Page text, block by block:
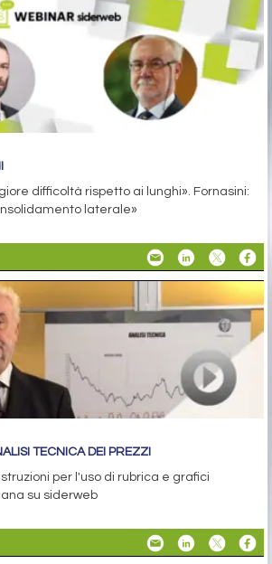
difficoltà rispetto ai lunghi». Fornasini:
laterale»
TECNICA DEI PREZZI
per l'uso di rubrica e grafici
su siderweb